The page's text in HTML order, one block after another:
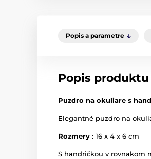
Popis a parametre
Popis produktu
Puzdro na okuliare s
Elegantné puzdro na
Rozmery : 16 x 4 x 6 cm
S handričkou v rovnakom